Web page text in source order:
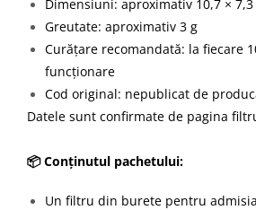
Dimensiuni: aproximativ 10,7 × 7,3
Greutate: aproximativ 3 g
Curățare recomandată: la fiecare
funcționare
Cod original: nepublicat de
Datele sunt confirmate de pagina
📦 Conținutul pachetului:
Un filtru din burete pentru